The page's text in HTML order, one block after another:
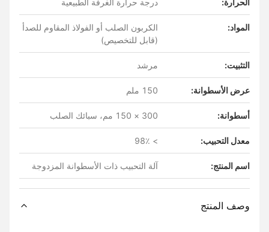
الحرارة: درجة حرارة الغرفة الطبيعية
المواد:
الكربون الصلب أو الفولاذ المقاوم للصدأ
(قابل للتخصيص)
التثبيت: مرشد
عرض الأسطوانة:
أسطوانة:
معدل التحبيب:
اسم المنتج: آلة التحبيب ذات الأسطوانة المزدوجة
وصف المنتج